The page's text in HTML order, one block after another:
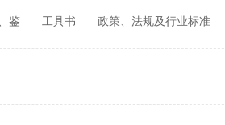
鉴 工具书
政策、法规及行业标准